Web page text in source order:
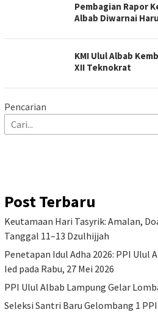
Pembagian Rapor
Albab Diwarnai
KMI Ulul Albab
XII Teknokrat
Pencarian
Post Terbaru
Keutamaan Hari Tasyrik: Amalan,
Tanggal 11–13 Dzulhijjah
Penetapan Idul Adha 2026: PPI Ulul
Ied pada Rabu, 27 Mei 2026
PPI Ulul Albab Lampung Gelar
Seleksi Santri Baru Gelombang 1